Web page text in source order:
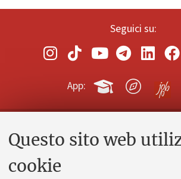
Questo sito web
cookie
Seguici su:
App:
Contatti e PEC